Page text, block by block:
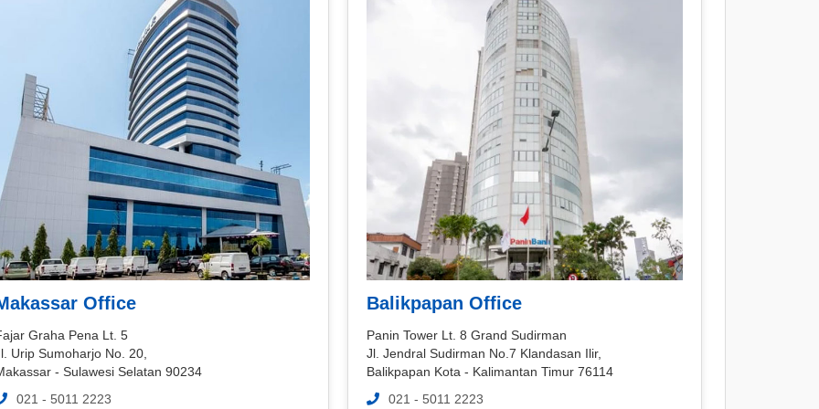
Office
Graha Pena Lt. 5
Urip Sumoharjo No. 20,
- Sulawesi Selatan 90234
021 - 5011 2223
Balikpapan Office
Panin Tower Lt. 8 Grand Sudirman
Jl. Jendral Sudirman No.7 Klandasan Ilir,
Balikpapan Kota - Kalimantan Timur 76114
021 - 5011 2223